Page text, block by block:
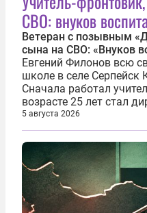
СВО: внуков
Ветеран с позывным
сына на СВО: «Внуков
Евгений Филонов всю
школе в селе Серпейск
Сначала работал
возрасте 25 лет стал
90-е он сумел спасти
временем сделал ее
в возрасте 57 лет
5 августа 2026